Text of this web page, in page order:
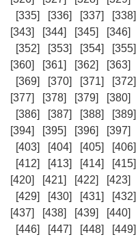
[335]
[336] [337] [338]
[343]
[344] [345] [346]
[352]
[353] [354] [355]
[360]
[361] [362] [363]
[369]
[370] [371] [372]
[377]
[378] [379] [380]
[386]
[387] [388] [389]
[394]
[395] [396] [397]
[403]
[404] [405] [406]
[412]
[413] [414] [415]
[420]
[421] [422] [423]
[429]
[430] [431] [432]
[437]
[438] [439] [440]
[446]
[447] [448] [449]